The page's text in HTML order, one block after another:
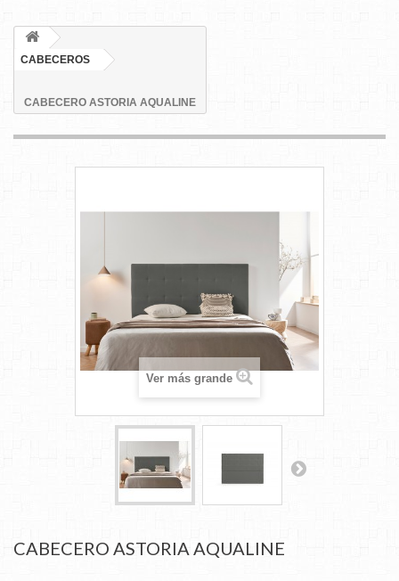
CABECEROS
CABECERO ASTORIA AQUALINE
Ver más grande
CABECERO ASTORIA AQUALINE